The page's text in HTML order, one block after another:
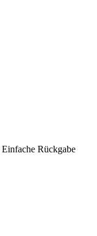
Einfache Rückgabe